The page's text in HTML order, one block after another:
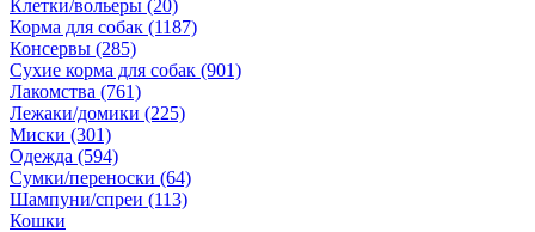
Клетки/вольеры (20)
Корма для собак (1187)
Консервы (285)
Сухие корма для собак (901)
Лакомства (761)
Лежаки/домики (225)
Миски (301)
Одежда (594)
Сумки/переноски (64)
Шампуни/спреи (113)
Кошки